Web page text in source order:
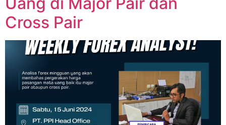
Cross Pair